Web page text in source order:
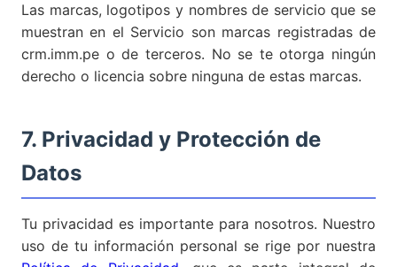
Las marcas, logotipos y nombres de servicio que se
muestran en el Servicio son marcas registradas de
crm.imm.pe o de terceros. No se te otorga ningún
derecho o licencia sobre ninguna de estas marcas.
7. Privacidad y Protección de
Datos
Tu privacidad es importante para nosotros. Nuestro
uso de tu información personal se rige por nuestra